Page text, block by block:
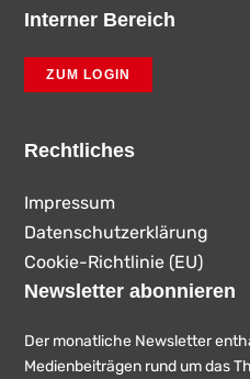
Interner Bereich
ZUM LOGIN
Rechtliches
Impressum
Datenschutzerklärung
Cookie-Richtlinie (EU)
Newsletter abonnieren
Der monatliche Newsletter
Medienbeiträgen rund um das